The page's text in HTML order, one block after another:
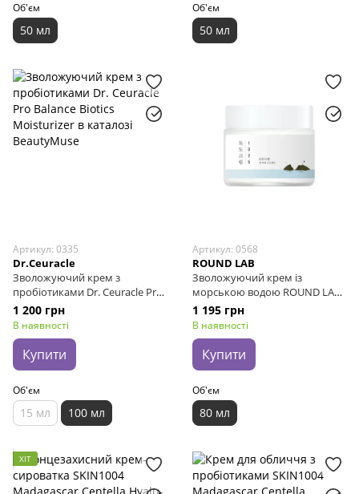
Об'єм
50 мл
Об'єм
50 мл
Артикул: 0335
Dr.Ceuracle
Зволожуючий крем з
пробіотиками Dr. Ceuracle Pro
Balance Biotics Moisturizer, 100
мл
1 200 грн
В наявності
Купити
Об'єм
15 мл 100 мл
Артикул: 0568
ROUND LAB
Зволожуючий крем із
морською водою ROUND LAB
1025 Dokdo Cream, 80 мл
1 195 грн
В наявності
Купити
Об'єм
80 мл
ХІТ